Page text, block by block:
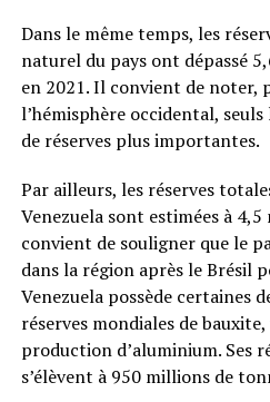
Dans le même temps, les
naturel du pays ont dépassé
en 2021. Il convient de noter,
l’hémisphère occidental,
de réserves plus importantes.
Par ailleurs, les réserves
Venezuela sont estimées à
convient de souligner que le
dans la région après le Brésil
Venezuela possède certaines
réserves mondiales de
production d’aluminium. Ses
s’élèvent à 950 millions de